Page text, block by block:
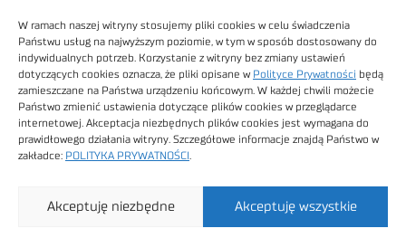
W ramach naszej witryny stosujemy pliki cookies w celu świadczenia
Państwu usług na najwyższym poziomie, w tym w sposób dostosowany do
indywidualnych potrzeb. Korzystanie z witryny bez zmiany ustawień
dotyczących cookies oznacza, że pliki opisane w Polityce Prywatności będą
zamieszczane na Państwa urządzeniu końcowym. W każdej chwili możecie
Państwo zmienić ustawienia dotyczące plików cookies w przeglądarce
internetowej. Akceptacja niezbędnych plików cookies jest wymagana do
prawidłowego działania witryny. Szczegółowe informacje znajdą Państwo w
zakładce: POLITYKA PRYWATNOŚCI
Akceptuję wszystkie
Akceptuję niezbędne
Regulamin sklepu
Obrazy stockowe
autorstwa
Technologiczny